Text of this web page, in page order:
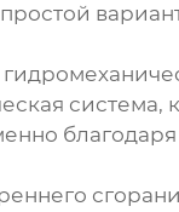
система,